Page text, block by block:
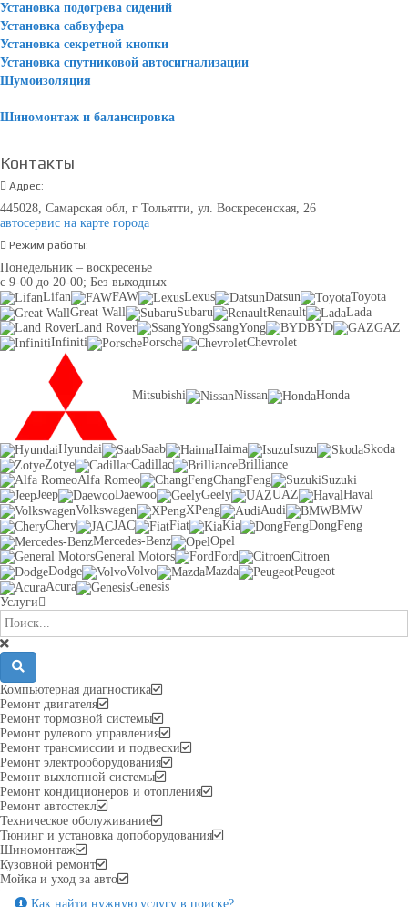
Установка подогрева сидений
Установка сабвуфера
Установка секретной кнопки
Установка спутниковой автосигнализации
Шумоизоляция
Шиномонтаж и балансировка
Контакты
Адрес:
445028, Самарская обл, г Тольятти, ул. Воскресенская, 26
автосервис на карте города
Режим работы:
Понедельник – воскресенье
с 9-00 до 20-00; Без выходных
Lifan
FAW Lexus Datsun
Toyota
Great Wall
Subaru Renault
Lada
Land Rover
SsangYong BYD
GAZ
Infiniti
Porsche Chevrolet
Mitsubishi Nissan Honda
Hyundai Saab Haima Isuzu
Skoda
Zotye
Cadillac
Brilliance
Alfa Romeo
ChangFeng
Suzuki
Jeep
Daewoo Geely UAZ
Haval
Volkswagen
XPeng Audi
BMW
Chery
JAC Fiat Kia
DongFeng
Mercedes-Benz
Opel
General Motors
Ford
Citroen
Dodge
Volvo Mazda
Peugeot
Acura
Genesis
Услуги
Компьютерная диагностика
Ремонт двигателя
Ремонт тормозной системы
Ремонт рулевого управления
Ремонт трансмиссии и подвески
Ремонт электрооборудования
Ремонт выхлопной системы
Ремонт кондиционеров и отопления
Ремонт автостекл
Техническое обслуживание
Тюнинг и установка допоборудования
Шиномонтаж
Кузовной ремонт
Мойка и уход за авто
Как найти нужную услугу в поиске?